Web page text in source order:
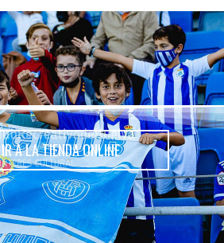
IR A LA TIENDA ONLINE